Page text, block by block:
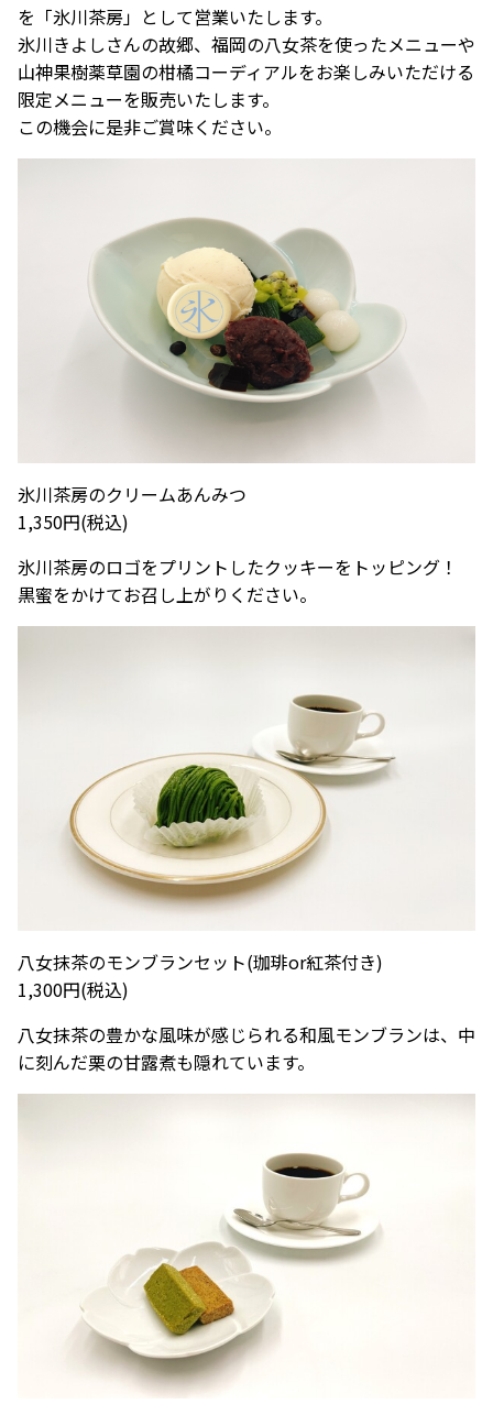
を「氷川茶房」として営業いたします。
氷川きよしさんの故郷、福岡の八女茶を使ったメニューや
山神果樹薬草園の柑橘コーディアルをお楽しみいただける
限定メニューを販売いたします。
この機会に是非ご賞味ください。
氷川茶房のクリームあんみつ
1,350円(税込)
氷川茶房のロゴをプリントしたクッキーをトッピング！
黒蜜をかけてお召し上がりください。
八女抹茶のモンブランセット(珈琲or紅茶付き)
1,300円(税込)
八女抹茶の豊かな風味が感じられる和風モンブランは、中
に刻んだ栗の甘露煮も隠れています。